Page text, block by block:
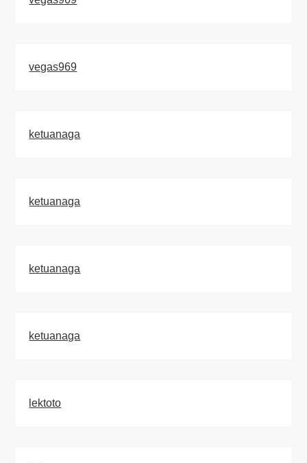
vegas969
ketuanaga
ketuanaga
ketuanaga
ketuanaga
lektoto